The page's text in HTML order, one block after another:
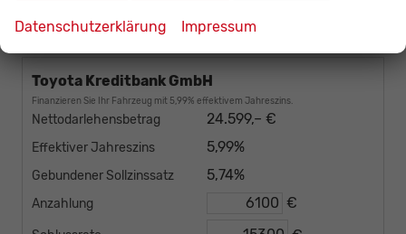
Fahrzeug parken
Toyota Kreditbank GmbH
Finanzieren Sie Ihr Fahrzeug mit 5,99% effektivem Jahreszins.
Nettodarlehensbetrag 24.599,– €
Effektiver Jahreszins 5,99%
Gebundener Sollzinssatz 5,74%
Anzahlung €
Datenschutzerklärung Impressum